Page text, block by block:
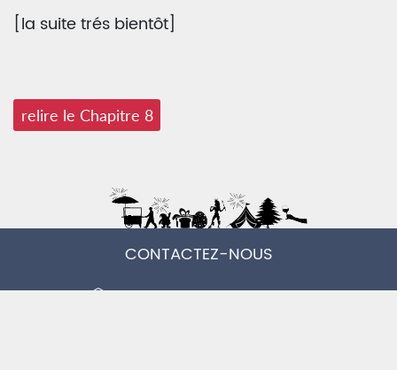
[la suite trés bientôt]
relire le Chapitre 8
CONTACTEZ-NOUS
RECEVOIR LA NEWSLETTER